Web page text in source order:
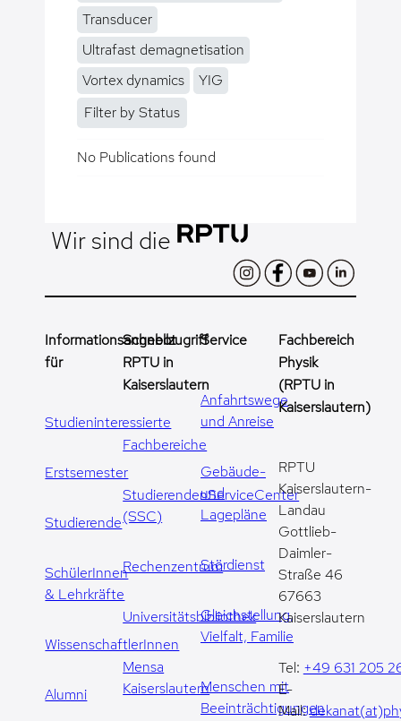
Transducer
Ultrafast demagnetisation
Vortex dynamics
YIG
Filter by Status
No Publications found
Wir sind die
Informationsangebot
für
Studieninteressierte
Erstsemester
Studierende
SchülerInnen
& Lehrkräfte
WissenschaftlerInnen
Alumni
Schnellzugriff
RPTU in
Kaiserslautern
Fachbereiche
StudierendenServiceCenter
(SSC)
Rechenzentrum
Universitätsbibliothek
Mensa
Kaiserslautern
Service
Anfahrtswege
und Anreise
Gebäude-
und
Lagepläne
Stördienst
Gleichstellung,
Vielfalt, Familie
Menschen mit
Beeinträchtigungen
Fachbereich
Physik
(RPTU in
Kaiserslautern)
RPTU
Kaiserslautern-
Landau
Gottlieb-
Daimler-
Straße 46
67663
Kaiserslautern
Tel: +49 631 205
E-
Mail: